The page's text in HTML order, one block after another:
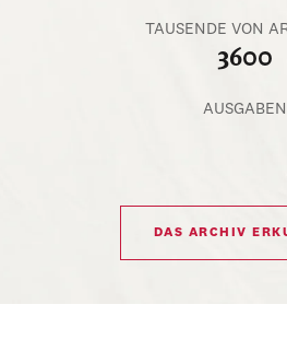
TAUSENDE VON
3600
AUSGABEN
DAS ARCHIV